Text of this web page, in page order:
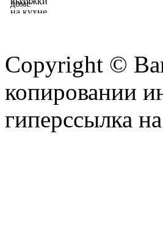
Copyright ©
копировании
гиперссылка